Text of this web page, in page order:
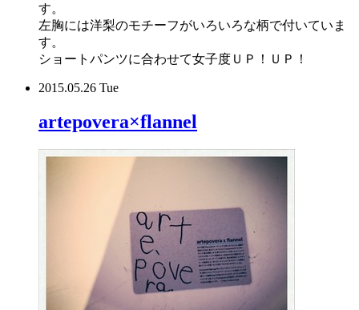
す。
左胸には洋梨のモチーフがいろいろな柄で付いていま
す。
ショートパンツに合わせて女子度ＵＰ！ＵＰ！
2015.05.26 Tue
artepovera×flannel